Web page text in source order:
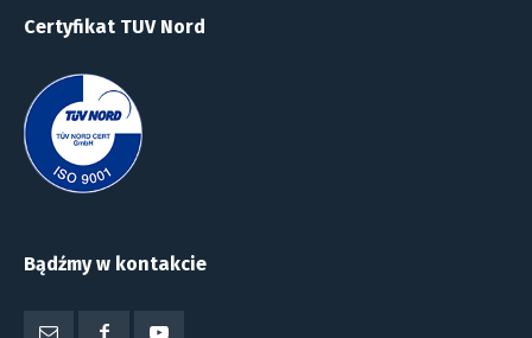
Certyfikat TUV Nord
Bądźmy w kontakcie